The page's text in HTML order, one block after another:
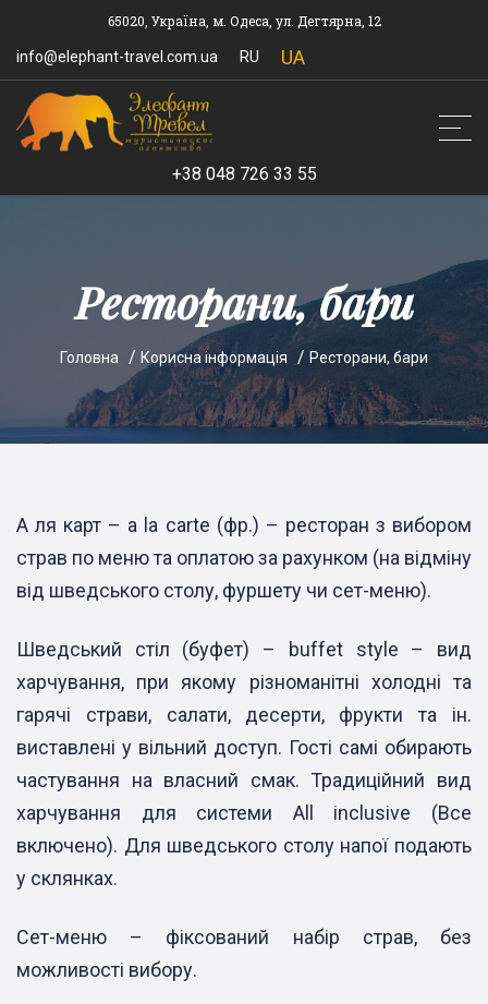
65020, Україна, м. Одеса, ул. Дегтярна, 12
info@elephant-travel.com.ua RU UA
+38 048 726 33 55
Ресторани, бари
Головна Корисна інформація Ресторани, бари
А ля карт – a la carte (фр.) – ресторан з вибором
страв по меню та оплатою за рахунком (на відміну
від шведського столу, фуршету чи сет-меню).
Шведський стіл (буфет) – buffet style – вид
харчування, при якому різноманітні холодні та
гарячі страви, салати, десерти, фрукти та ін.
виставлені у вільний доступ. Гості самі обирають
частування на власний смак. Традиційний вид
харчування для системи All inclusive (Все
включено). Для шведського столу напої подають
у склянках.
Сет-меню – фіксований набір страв, без
можливості вибору.